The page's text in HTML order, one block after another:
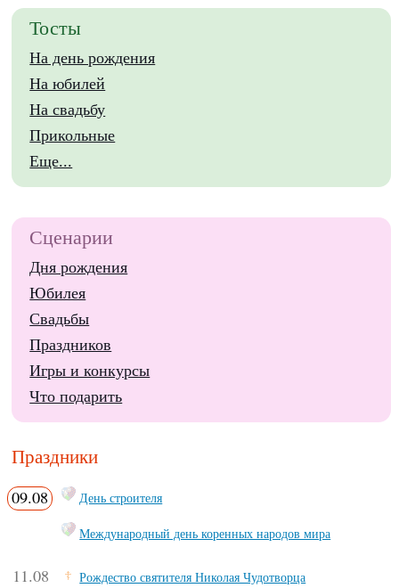
Тосты
На день рождения
На юбилей
На свадьбу
Прикольные
Еще...
Сценарии
Дня рождения
Юбилея
Свадьбы
Праздников
Игры и конкурсы
Что подарить
Праздники
09.08 День строителя
Международный день коренных народов мира
11.08 Рождество святителя Николая Чудотворца